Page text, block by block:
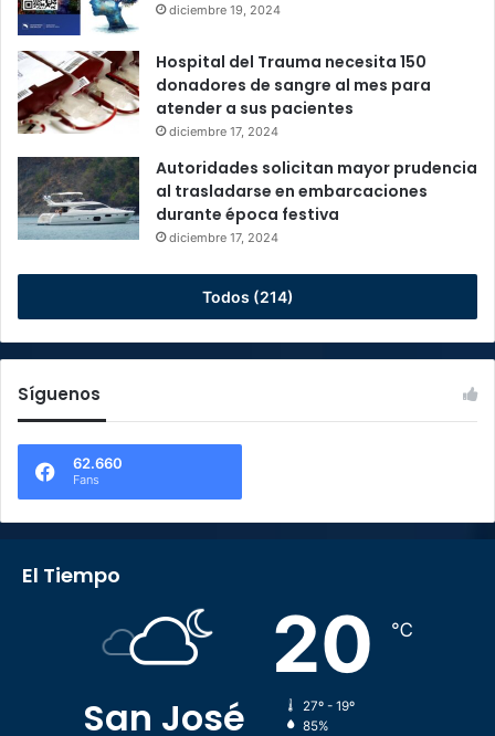
diciembre 19, 2024
Hospital del Trauma necesita 150
donadores de sangre al mes para
atender a sus pacientes
diciembre 17, 2024
Autoridades solicitan mayor prudencia
al trasladarse en embarcaciones
durante época festiva
diciembre 17, 2024
Todos (214)
Síguenos
62.660
Fans
El Tiempo
San José
20 ℃
27º - 19º
85%